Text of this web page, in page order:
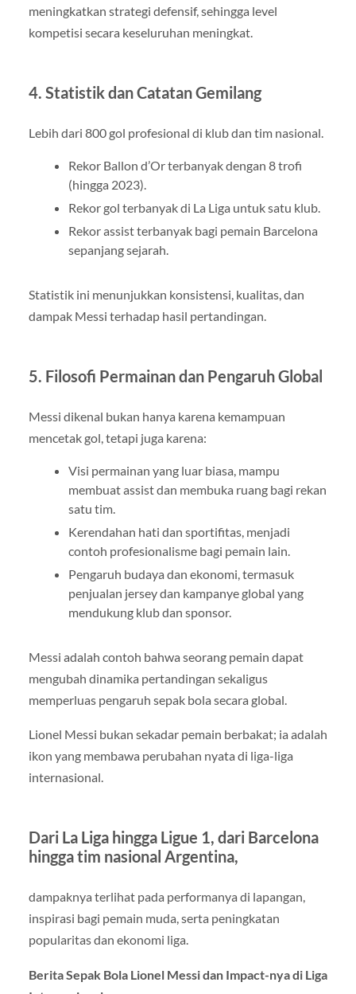
meningkatkan strategi defensif, sehingga level
kompetisi secara keseluruhan meningkat.
4. Statistik dan Catatan Gemilang
Lebih dari 800 gol profesional di klub dan tim nasional.
Rekor Ballon d’Or terbanyak dengan 8 trofi
(hingga 2023).
Rekor gol terbanyak di La Liga untuk satu klub.
Rekor assist terbanyak bagi pemain Barcelona
sepanjang sejarah.
Statistik ini menunjukkan konsistensi, kualitas, dan
dampak Messi terhadap hasil pertandingan.
5. Filosofi Permainan dan Pengaruh Global
Messi dikenal bukan hanya karena kemampuan
mencetak gol, tetapi juga karena:
Visi permainan yang luar biasa, mampu
membuat assist dan membuka ruang bagi rekan
satu tim.
Kerendahan hati dan sportifitas, menjadi
contoh profesionalisme bagi pemain lain.
Pengaruh budaya dan ekonomi, termasuk
penjualan jersey dan kampanye global yang
mendukung klub dan sponsor.
Messi adalah contoh bahwa seorang pemain dapat
mengubah dinamika pertandingan sekaligus
memperluas pengaruh sepak bola secara global.
Lionel Messi bukan sekadar pemain berbakat; ia adalah
ikon yang membawa perubahan nyata di liga-liga
internasional.
Dari La Liga hingga Ligue 1, dari Barcelona
hingga tim nasional Argentina,
dampaknya terlihat pada performanya di lapangan,
inspirasi bagi pemain muda, serta peningkatan
popularitas dan ekonomi liga.
Berita Sepak Bola Lionel Messi dan Impact-nya di Liga